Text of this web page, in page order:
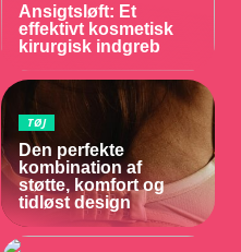
Ansigtsløft: Et
effektivt kosmetisk
kirurgisk indgreb
TØJ
Den perfekte
kombination af
støtte, komfort og
tidløst design